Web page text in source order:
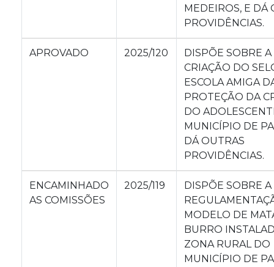
MEDEIROS, E DÁ
PROVIDÊNCIAS.
APROVADO 2025/120
DISPÕE SOBRE A
CRIAÇÃO DO
ESCOLA AMIGA
PROTEÇÃO DA
DO
MUNICÍPIO DE
DÁ OUTRAS
PROVIDÊNCIAS.
ENCAMINHADO
AS COMISSÕES
2025/119
DISPÕE SOBRE A
MODELO DE
BURRO
ZONA RURAL DO
MUNICÍPIO DE